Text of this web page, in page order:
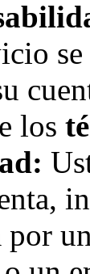
los
por